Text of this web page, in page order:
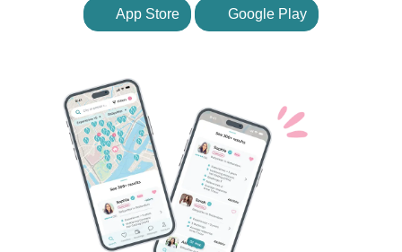
App Store Google Play